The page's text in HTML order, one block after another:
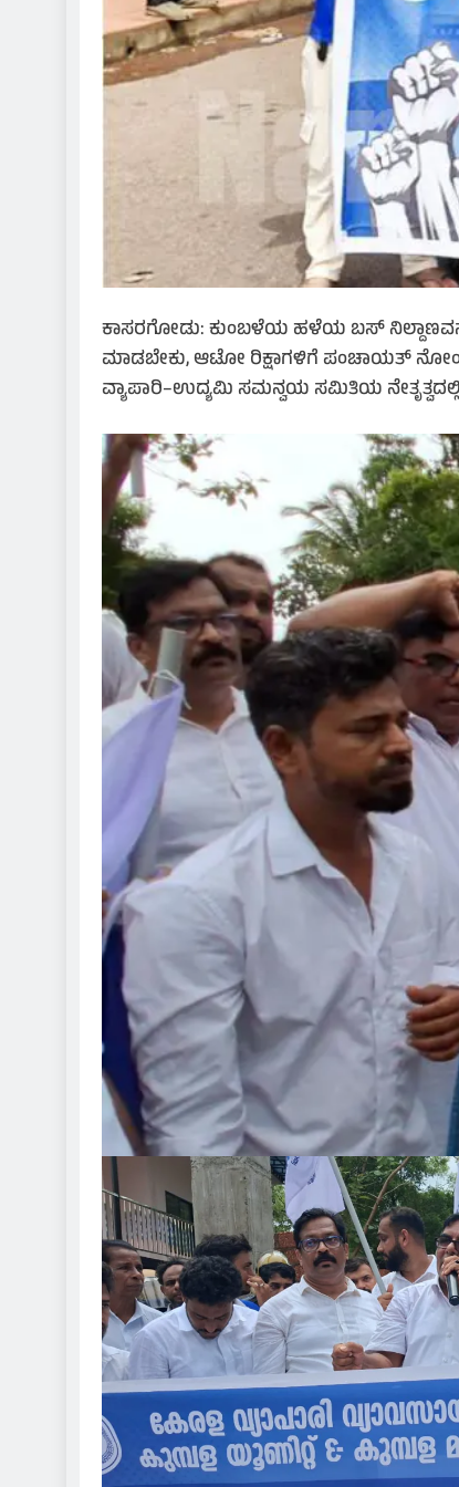
ಕಾಸರಗೋಡು: ಕುಂಬಳೆಯ ಹಳೆಯ ಬಸ್
ಮಾಡಬೇಕು, ಆಟೋ ರಿಕ್ಷಾಗಳಿಗೆ ಪಂಚಾಯತ್
ವ್ಯಾಪಾರಿ–ಉದ್ಯಮಿ ಸಮನ್ವಯ ಸಮಿತಿಯ